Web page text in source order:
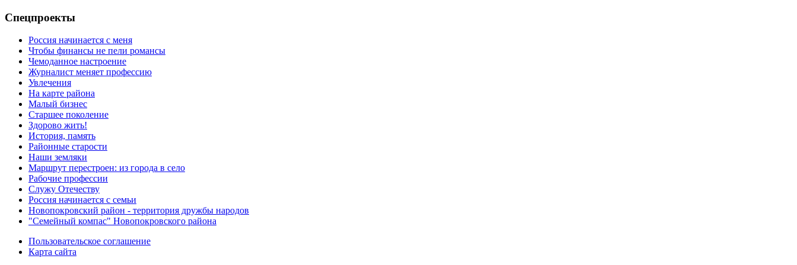
Спецпроекты
Россия начинается с меня
Чтобы финансы не пели романсы
Чемоданное настроение
Журналист меняет профессию
Увлечения
На карте района
Малый бизнес
Старшее поколение
Здорово жить!
История, память
Районные старости
Наши земляки
Маршрут перестроен: из города в село
Рабочие профессии
Служу Отечеству
Россия начинается с семьи
Новопокровский район - территория дружбы народов
"Семейный компас" Новопокровского района
Пользовательское соглашение
Карта сайта